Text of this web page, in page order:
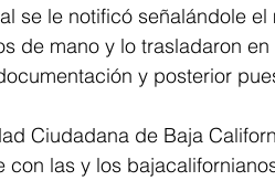
se le notificó señalándole
de mano y lo trasladaron
y posterior
Ciudadana de Baja
con las y los